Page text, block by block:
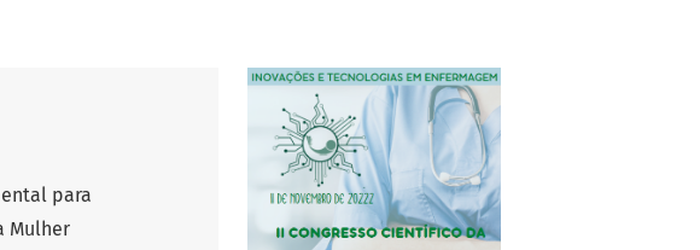
para
Mulher